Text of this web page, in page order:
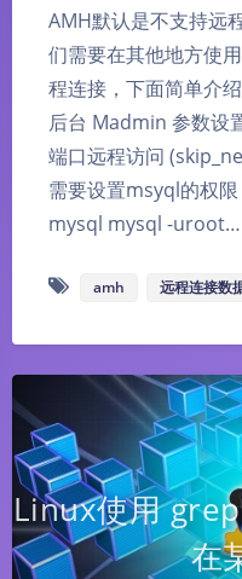
AMH默认是不支持远
们需要在其他地方使
程连接，下面简单介
后台 Madmin 参数设
端口远程访问
需要设置msyql的权
mysql mysql -uroot…
amh 远程连接数
Linux使用
在